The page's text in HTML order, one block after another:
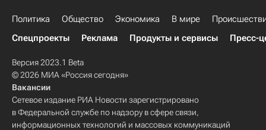
Политика Общество Экономика В мире
Спецпроекты
Реклама Продукты и сервисы Пресс-
Версия 2023.1 Beta
© 2026 МИА «Россия сегодня»
Вакансии
Сетевое издание РИА Новости зарегистрировано
в Федеральной службе по надзору в сфере связи,
информационных технологий и массовых коммуникаций